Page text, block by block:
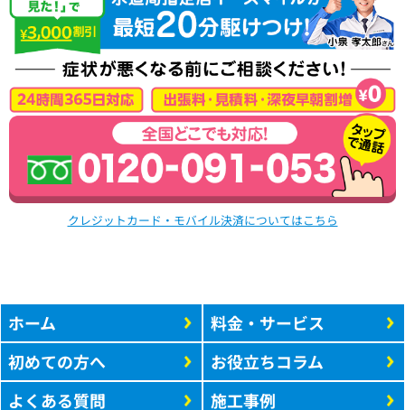
クレジットカード・モバイル決済についてはこちら
ホーム
初めての方へ
よくある質問
料金・サービス
お役立ちコラム
施工事例